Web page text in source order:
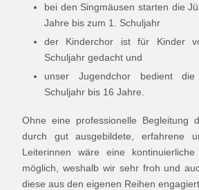
bei den Singmäusen starten die
Jahre bis zum 1. Schuljahr
der Kinderchor ist für Kinder
Schuljahr gedacht und
unser Jugendchor bedient
Schuljahr bis 16 Jahre.
Ohne eine professionelle Begleitung
durch gut ausgebildete, erfahrene
Leiterinnen wäre eine
möglich, weshalb wir sehr froh und
diese aus den eigenen Reihen